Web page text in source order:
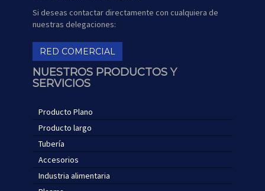
Si deseas contactar directamente con cualquiera de
nuestras delegaciones:
RED COMERCIAL
NUESTROS PRODUCTOS Y
SERVICIOS
Producto Plano
Producto largo
Tubería
Accesorios
Industria alimentaria